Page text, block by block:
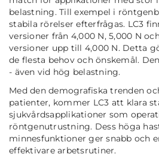
belastning. Till exempel i
stabila rörelser efterfrågas. LC3
versioner från 4,000 N, 5,000 N
versioner upp till 4,000 N. Detta
de flesta behov och önskemål.
- även vid hög belastning.
Med den demografiska trenden
patienter, kommer LC3 att klara
sjukvårdsapplikationer som
röntgenutrustning. Dess höga
minnesfunktioner ger snabb och
effektivare arbetsrutiner.